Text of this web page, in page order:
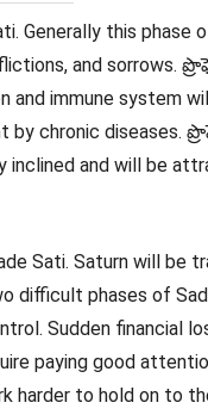
Generally this
and sorrows.
immune system
by chronic diseases.
inclined and will be
Sati. Saturn will
phases of
Sudden financial
paying good
to hold on to